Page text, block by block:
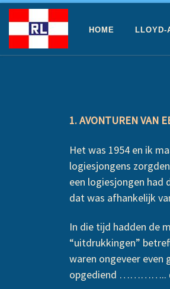
Ga naar inhoud
HOME LLOYD-
1. AVONTUREN VAN
Het was 1954 en ik
logiesjongens
een logiesjongen had
dat was afhankelijk
In die tijd hadden de
“uitdrukkingen”
waren ongeveer even
opgediend …………..